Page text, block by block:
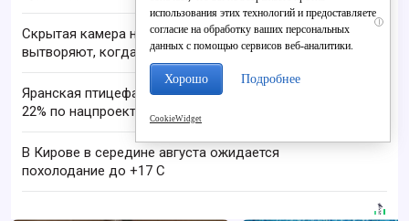
i
Скрытая камера на пляже Крыма: Что люди
вытворяют, когда их не видят...
Яранская птицефабрика увеличила выработку на
22% по нацпроекту
В Кирове в середине августа ожидается
похолодание до +17 C
использования этих технологий и предоставляете
согласие на обработку ваших персональных
данных с помощью сервисов веб-аналитики.
Хорошо Подробнее
CookieWidget